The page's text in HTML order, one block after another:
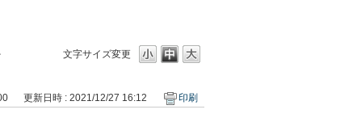
文字サイズ変更
更新日時 : 2021/12/27 16:12 印刷